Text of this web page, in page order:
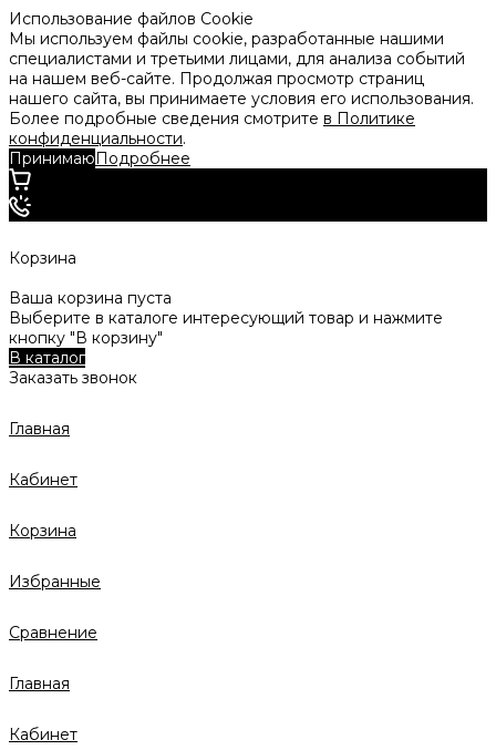
Использование файлов Cookie
Мы используем файлы cookie, разработанные нашими
специалистами и третьими лицами, для анализа событий
на нашем веб-сайте. Продолжая просмотр страниц
нашего сайта, вы принимаете условия его использования.
Более подробные сведения смотрите в Политике
конфиденциальности.
ПринимаюПодробнее
Корзина
Ваша корзина пуста
Выберите в каталоге интересующий товар и нажмите
кнопку "В корзину"
В каталог
Заказать звонок
Главная
Кабинет
Корзина
Избранные
Сравнение
Главная
Кабинет